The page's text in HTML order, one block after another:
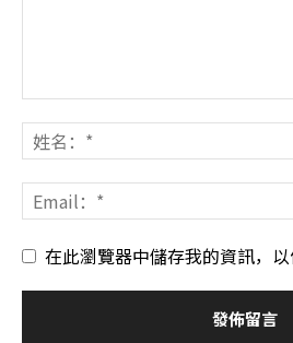
在此瀏覽器中儲存我的資訊，以